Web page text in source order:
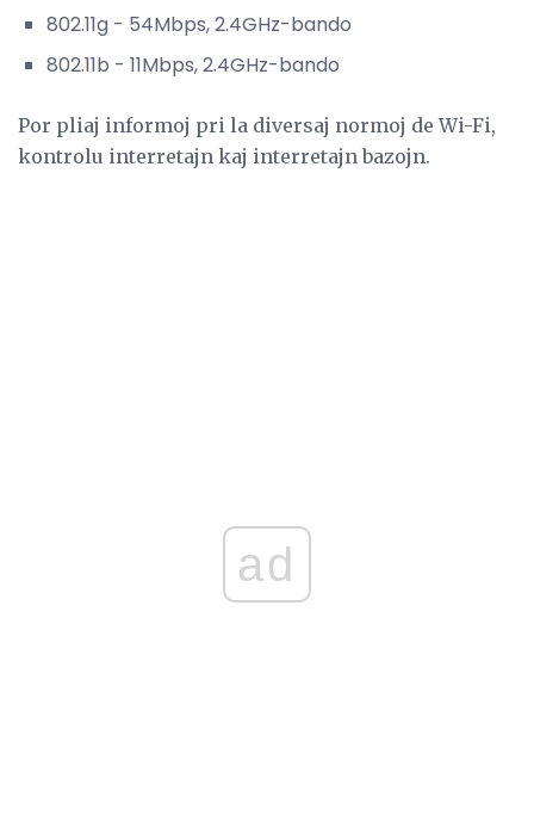
802.11g - 54Mbps, 2.4GHz-bando
802.11b - 11Mbps, 2.4GHz-bando
Por pliaj informoj pri la diversaj normoj de Wi-Fi,
kontrolu interretajn kaj interretajn bazojn.
ad